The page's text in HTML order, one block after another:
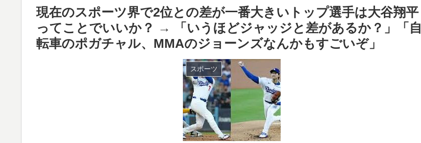
にも疑いの視線が向けられる」
▶ 海外「全部日本の真似だったのか…」 日本の普通のテレビ番組が最新SNSの数十年先を行っていたと
話題に
外国人「アジア杯で優勝するんだ」日本代表、W杯ポット1入りに現実味!?2030大会で出場枠「64」な
ら追い風に！アメリカ人もポット1争いに熱視線！【海外の反応】
韓国人「韓国サッカー協会の性接待報道、海外でも大騒ぎに・・・2002年W杯4強の記録取り消しの声
も」→「マジで国の恥だ」「2002年まで疑う価値がある」「国民や国が築いた国格をサッカー選手が
現在のスポーツ界で2位との差が一番大きいトップ選手は大谷翔平
ってことでいいか？ → 「いうほどジャッジと差があるか？」「自
転車のポガチャル、MMAのジョーンズなんかもすごいぞ」
スポーツ